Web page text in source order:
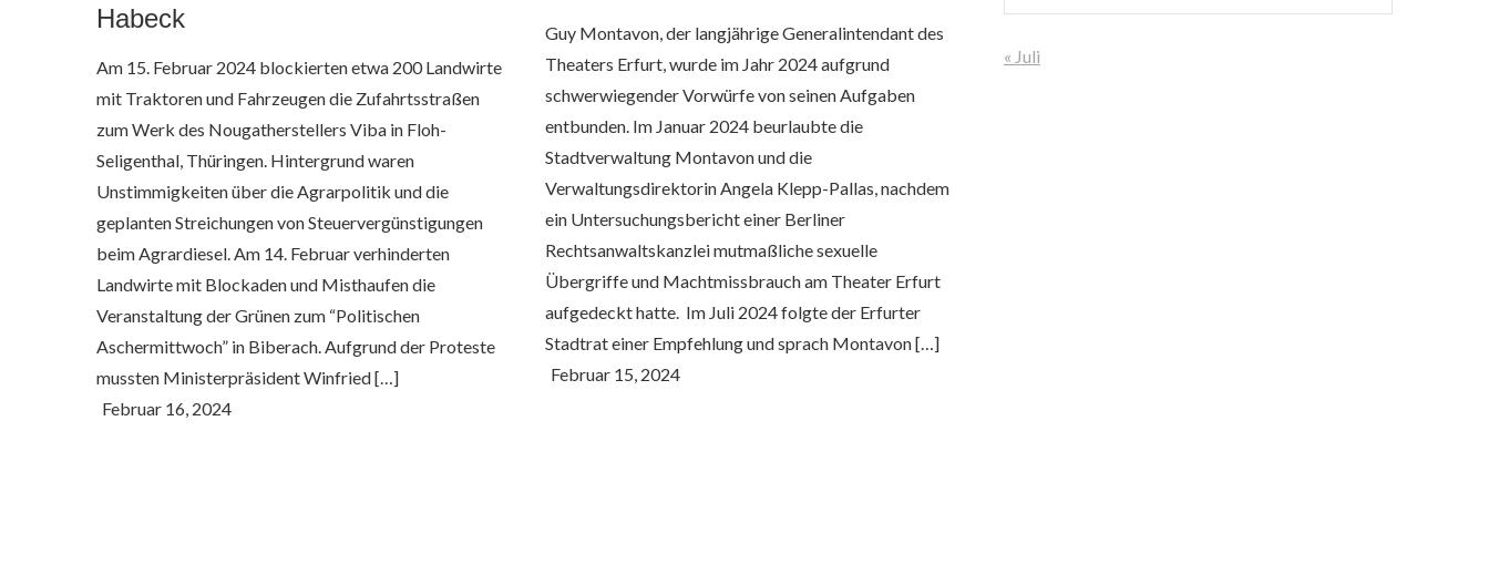
Habeck
Am 15. Februar 2024 blockierten etwa 200 Landwirte
mit Traktoren und Fahrzeugen die Zufahrtsstraßen
zum Werk des Nougatherstellers Viba in Floh-
Seligenthal, Thüringen. Hintergrund waren
Unstimmigkeiten über die Agrarpolitik und die
geplanten Streichungen von Steuervergünstigungen
beim Agrardiesel. Am 14. Februar verhinderten
Landwirte mit Blockaden und Misthaufen die
Veranstaltung der Grünen zum “Politischen
Aschermittwoch” in Biberach. Aufgrund der Proteste
mussten Ministerpräsident Winfried […]
Guy Montavon, der langjährige Generalintendant des
Theaters Erfurt, wurde im Jahr 2024 aufgrund
schwerwiegender Vorwürfe von seinen Aufgaben
entbunden. Im Januar 2024 beurlaubte die
Stadtverwaltung Montavon und die
Verwaltungsdirektorin Angela Klepp-Pallas, nachdem
ein Untersuchungsbericht einer Berliner
Rechtsanwaltskanzlei mutmaßliche sexuelle
Übergriffe und Machtmissbrauch am Theater Erfurt
aufgedeckt hatte. ​ Im Juli 2024 folgte der Erfurter
Stadtrat einer Empfehlung und sprach Montavon […]
« Juli